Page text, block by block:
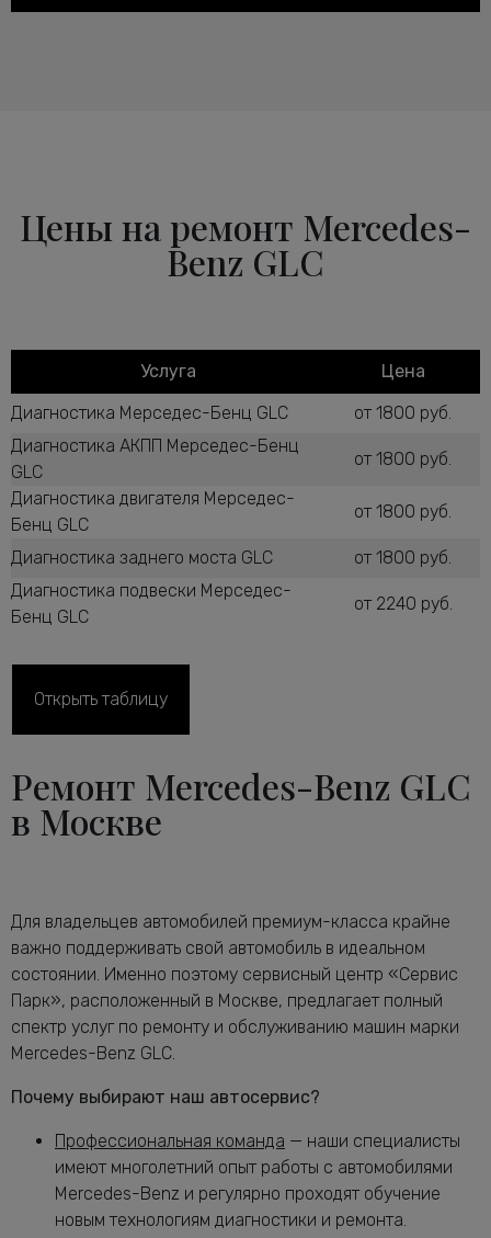
Цены на ремонт Mercedes-
Benz GLC
Услуга
Цена
Диагностика Мерседес-Бенц GLC
от 1800 руб.
Диагностика АКПП Мерседес-Бенц
GLC
от 1800 руб.
Диагностика двигателя Мерседес-
Бенц GLC
от 1800 руб.
Диагностика заднего моста GLC
от 1800 руб.
Диагностика подвески Мерседес-
Бенц GLC
от 2240 руб.
GLC
Диагностика ТНВД дизельного
Мерседес-Бенц GLC
Диагностика ходовой части
Мерседес-Бенц GLC
GLC
от 1160 руб.
Замена воздушного фильтра
Мерседес-Бенц GLC
от 680 руб.
Замена задних тормозных дисков
Мерседес-Бенц GLC
от 1640 руб.
Замена задних тормозных колодок
Мерседес-Бенц GLC
GLC
Замена масла в двигателе Мерседес-
Бенц GLC
от 2240 руб.
Замена масла в раздатке Мерседес-
Открыть таблицу
Ремонт Mercedes-Benz GLC
в Москве
Для владельцев автомобилей премиум-класса крайне
важно поддерживать свой автомобиль в идеальном
состоянии. Именно поэтому сервисный центр «Сервис
Парк», расположенный в Москве, предлагает полный
спектр услуг по ремонту и обслуживанию машин марки
Mercedes-Benz GLC.
Почему выбирают наш автосервис?
Профессиональная команда — наши специалисты
имеют многолетний опыт работы с автомобилями
Mercedes-Benz и регулярно проходят обучение
новым технологиям диагностики и ремонта.